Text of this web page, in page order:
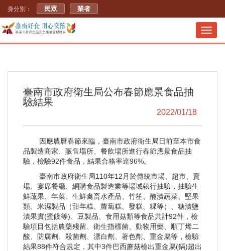
身分別： 民眾 業者
臺南市政府衛生局公布春節應景食品抽
驗結果
2022/01/18
因應農曆春節來臨，臺南市政府衛生局日前至本市食
品製造商家、販售場所、餐飲場所進行春節應景食品抽
驗，檢驗92件食品，結果合格率達96%。
臺南市政府衛生局110年12月於傳統市場、超市、賣
場、宴席餐廳、網購食品製造業等場域執行抽驗，抽驗生
鮮蔬果、年菜、生鮮禽畜水產品、竹笙、醃漬蔬菜、堅果
類、米濕製品（甜年糕、蘿蔔糕、發糕、粿等）、糖漬鹽
漬果實(蜜餞等)、豆製品、食用菇類等食品共計92件，檢
驗項目包括農藥殘留、衛生指標菌、動物用藥、順丁烯二
酸、防腐劑、殺菌劑、漂白劑、著色劑、重金屬等，檢驗
結果88件符合規定，其中3件巴西蘑菇檢出重金屬(鎘)超出